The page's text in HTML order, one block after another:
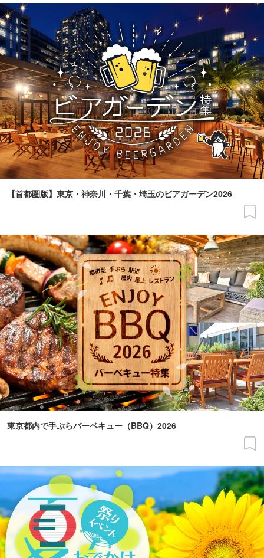
【首都圏版】東京・神奈川・千葉・埼玉のビアガーデン2026
東京都内で手ぶらバーベキュー（BBQ）2026